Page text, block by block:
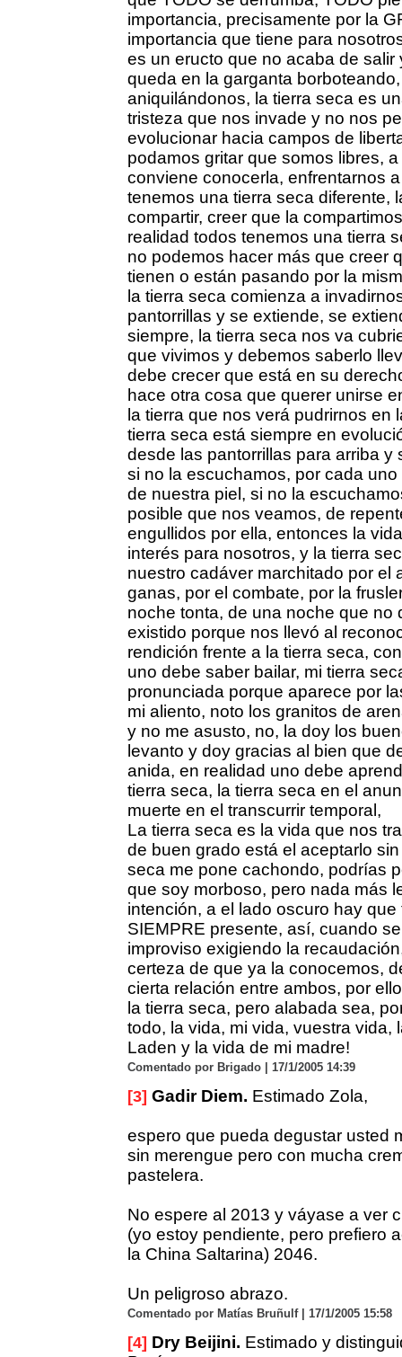
importancia, precisamente por la
importancia que tiene para
es un eructo que no acaba de salir
queda en la garganta borboteando,
aniquilándonos, la tierra seca es
tristeza que nos invade y no nos
evolucionar hacia campos de
podamos gritar que somos libres,
conviene conocerla, enfrentarnos
tenemos una tierra seca diferente,
compartir, creer que la
realidad todos tenemos una tierra
no podemos hacer más que creer
tienen o están pasando por la
la tierra seca comienza a
pantorrillas y se extiende, se
siempre, la tierra seca nos va
que vivimos y debemos saberlo
debe crecer que está en su
hace otra cosa que querer unirse
la tierra que nos verá pudrirnos en
tierra seca está siempre en
desde las pantorrillas para arriba y
si no la escuchamos, por cada
de nuestra piel, si no la
posible que nos veamos, de
engullidos por ella, entonces la
interés para nosotros, y la tierra
nuestro cadáver marchitado por el
ganas, por el combate, por la
noche tonta, de una noche que no
existido porque nos llevó al
rendición frente a la tierra seca,
uno debe saber bailar, mi tierra
pronunciada porque aparece por
mi aliento, noto los granitos de
y no me asusto, no, la doy los
levanto y doy gracias al bien que
anida, en realidad uno debe
tierra seca, la tierra seca en el
muerte en el transcurrir temporal,
La tierra seca es la vida que nos
de buen grado está el aceptarlo
seca me pone cachondo, podrías
que soy morboso, pero nada más
intención, a el lado oscuro hay que
SIEMPRE presente, así, cuando
improviso exigiendo la
certeza de que ya la conocemos,
cierta relación entre ambos, por
la tierra seca, pero alabada sea,
todo, la vida, mi vida, vuestra vida,
Laden y la vida de mi madre!
Comentado por Brigado | 17/1/2005 14:39
[3] Gadir Diem. Estimado Zola,
espero que pueda degustar usted
sin merengue pero con mucha
pastelera.
No espere al 2013 y váyase a ver
(yo estoy pendiente, pero prefiero
la China Saltarina) 2046.
Un peligroso abrazo.
Comentado por Matías Bruñulf | 17/1/2005 15:58
[4] Dry Beijini. Estimado y